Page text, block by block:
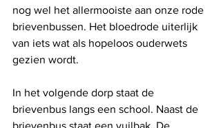
nog wel het allermooiste aan onze rode
brievenbussen. Het bloedrode uiterlijk
van iets wat als hopeloos ouderwets
gezien wordt.
In het volgende dorp staat de
brievenbus langs een school. Naast de
brievenbus staat een vuilbak. De